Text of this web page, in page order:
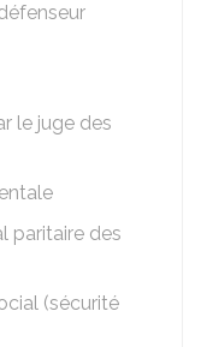
le juge des
paritaire des
(sécurité